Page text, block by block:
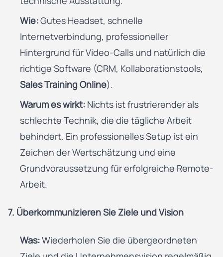
Wie:Gutes Headset, schnelle
Internetverbindung, professioneller
Hintergrund für Video-Calls und natürlich die
richtige Software (CRM, Kollaborationstools,
Sales Training Online).
Warum es wirkt: Nichts ist frustrierender als
schlechte Technik, die die tägliche Arbeit
behindert. Ein professionelles Setup ist ein
Zeichen der Wertschätzung und eine
Grundvoraussetzung für erfolgreiche Remote-
Arbeit.
7. Überkommunizieren Sie Ziele und Vision
Was:Wiederholen Sie die übergeordneten